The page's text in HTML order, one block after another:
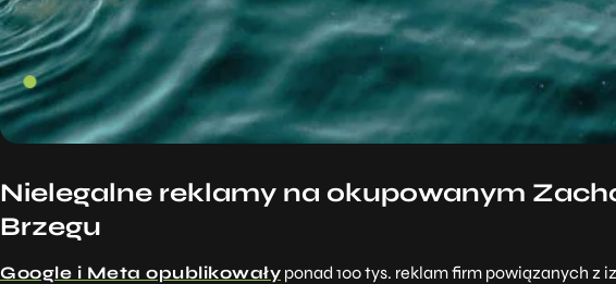
Nielegalne reklamy na okupowanym
Brzegu
Google i Meta opublikowały ponad 100 tys. reklam firm powiązanych z